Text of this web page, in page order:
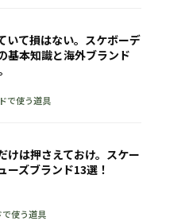
いて損はない。スケボーデ
基本知識と海外ブランド
で使う道具
けは押さえておけ。スケー
ーズブランド13選！
で使う道具